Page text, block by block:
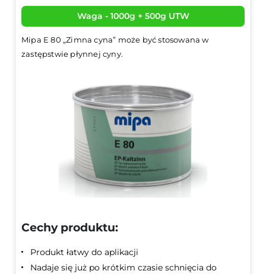
Waga - 1000g + 500g UTW
Mipa E 80 „Zimna cyna” może być stosowana w
zastępstwie płynnej cyny.
Cechy produktu:
Produkt łatwy do aplikacji
Nadaje się już po krótkim czasie schnięcia do